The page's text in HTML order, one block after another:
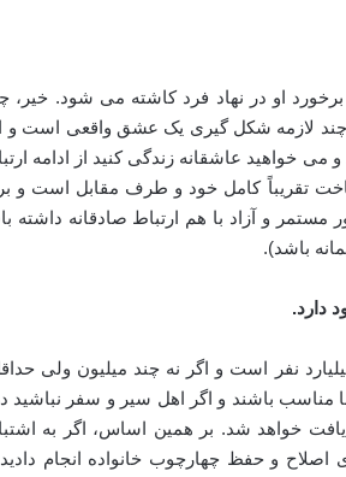
او در نهاد فرد کاشته می شود.
لازمه شکل گیری یک عشق واقعی است و
خواهید عاشقانه زندگی کنید از ادامه
تقریباً کامل خود و طرف مقابل است و
دو نفر حداقل 6 ماه به طور مستمر و آزاد با هم ارتباط
باشد).
نفر است و اگر نه چند میلیون ولی
مناسب باشند و اگر اهل سیر و سفر
خواهد شد. بر همین اساس، اگر به
و حفظ چهارچوب خانواده انجام